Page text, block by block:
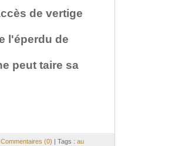
de vertige
l'éperdu de
peut taire sa
Commentaires (0) | Tags : au